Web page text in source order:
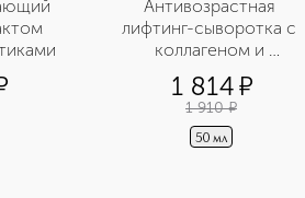
Антивозрастная
лифтинг-сыворотка с
коллагеном и
пептидами
1 814¤
1 910 ¤
50 мл